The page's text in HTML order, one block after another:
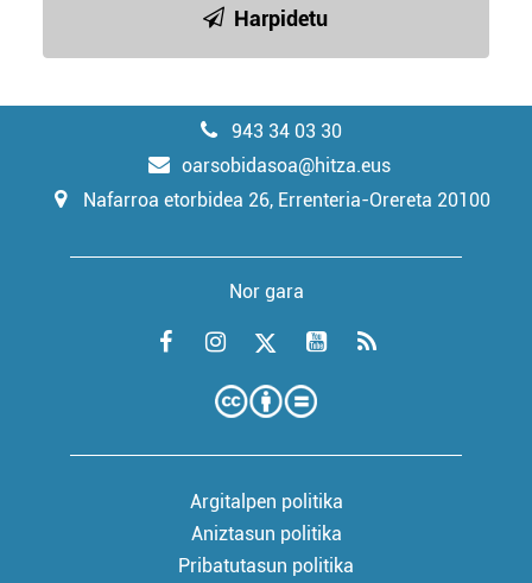
Harpidetu
943 34 03 30
oarsobidasoa@hitza.eus
Nafarroa etorbidea 26, Errenteria-Orereta 20100
Nor gara
Argitalpen politika
Aniztasun politika
Pribatutasun politika